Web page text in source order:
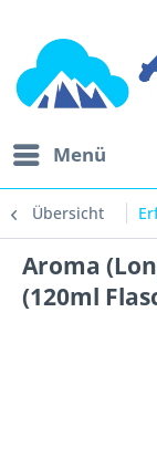
Menü
Übersicht
Aroma
(120ml